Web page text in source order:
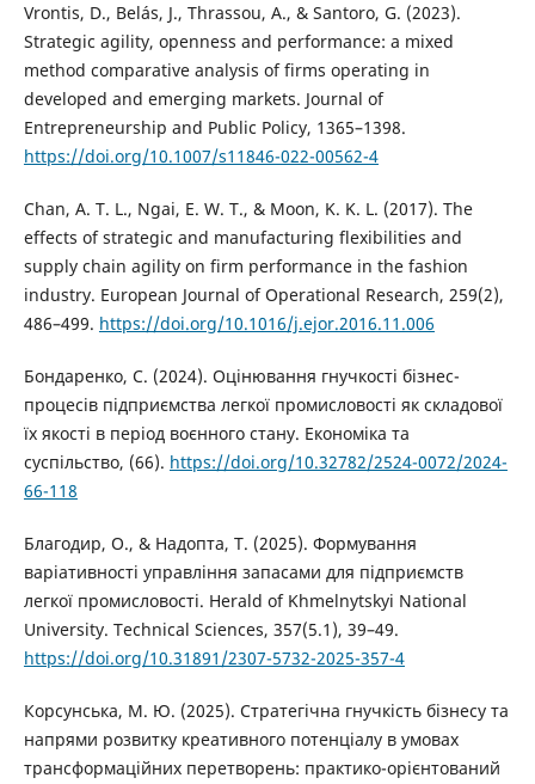
Vrontis, D., Belás, J., Thrassou, A., & Santoro, G. (2023).
Strategic agility, openness and performance: a mixed
method comparative analysis of firms operating in
developed and emerging markets. Journal of
Entrepreneurship and Public Policy, 1365–1398.
https://doi.org/10.1007/s11846-022-00562-4
Chan, A. T. L., Ngai, E. W. T., & Moon, K. K. L. (2017). The
effects of strategic and manufacturing flexibilities and
supply chain agility on firm performance in the fashion
industry. European Journal of Operational Research, 259(2),
486–499. https://doi.org/10.1016/j.ejor.2016.11.006
Бондаренко, С. (2024). Оцінювання гнучкості бізнес-
процесів підприємства легкої промисловості як складової
їх якості в період воєнного стану. Економіка та
суспільство, (66). https://doi.org/10.32782/2524-0072/2024-
66-118
Благодир, О., & Надопта, Т. (2025). Формування
варіативності управління запасами для підприємств
легкої промисловості. Herald of Khmelnytskyi National
University. Technical Sciences, 357(5.1), 39–49.
https://doi.org/10.31891/2307-5732-2025-357-4
Корсунська, М. Ю. (2025). Стратегічна гнучкість бізнесу та
напрями розвитку креативного потенціалу в умовах
трансформаційних перетворень: практико-орієнтований